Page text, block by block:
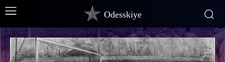
Odesskiye